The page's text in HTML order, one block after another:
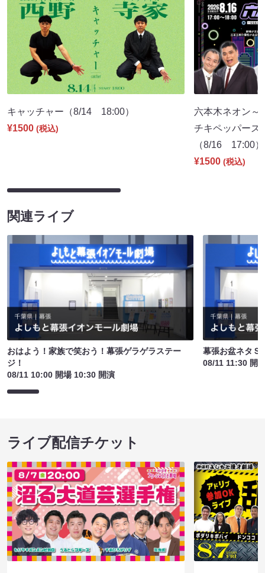
キャッチャー（8/14 18:00）
¥1500 (税込)
六本木ネオン～
チキペッパーズ
（8/16 17:00）
¥1500 (税込)
関連ライブ
おはよう！家族で笑おう！幕張ゲラゲラステー
ジ！
08/11 10:00 開場 10:30 開演
幕張お盆ネタＳ
08/11 11:30 開
ライブ配信チケット